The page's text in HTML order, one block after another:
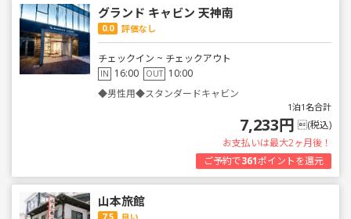
グランド キャビン 天神南
0.0 評価なし
チェックイン ~ チェックアウト
IN 16:00 OUT 10:00
◆男性用◆スタンダードキャビン
1泊1名合計
7,233円 (税込)
お支払いは最大2ヶ月後！
ご予約で361ポイントを還元
山本旅館
7.5